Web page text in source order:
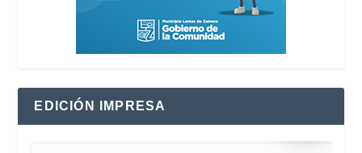
EDICIÓN IMPRESA